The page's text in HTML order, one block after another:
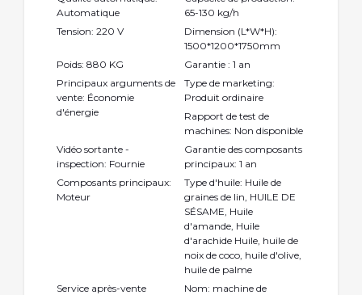
Automatique
65-130 kg/h
Tension: 220 V
Dimension (L*W*H):
1500*1200*1750mm
Poids: 880 KG
Garantie : 1 an
Principaux arguments de
vente: Économie
d'énergie
Type de marketing:
Produit ordinaire
Rapport de test de
machines: Non disponible
Vidéo sortante -
inspection: Fournie
Garantie des composants
principaux: 1 an
Composants principaux:
Moteur
Type d'huile: Huile de
graines de lin, HUILE DE
SÉSAME, Huile
d'amande, Huile
d'arachide Huile, huile de
noix de coco, huile d'olive,
huile de palme
Service après-vente
Nom: machine de